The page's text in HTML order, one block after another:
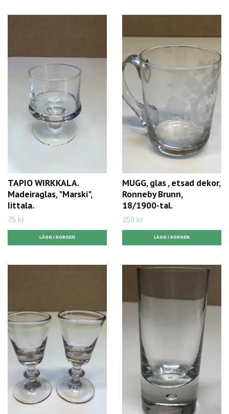
TAPIO WIRKKALA.
Madeiraglas, "Marski",
Iittala.
75 kr
MUGG, glas , etsad dekor,
Ronneby Brunn,
18/1900-tal.
250 kr